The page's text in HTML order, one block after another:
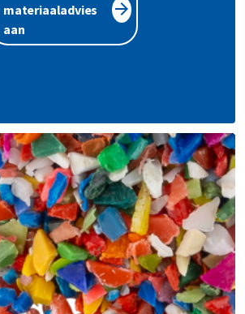
materiaaladvies
aan